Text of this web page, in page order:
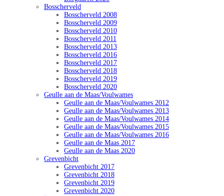
Bosscherveld
Bosscherveld 2008
Bosscherveld 2009
Bosscherveld 2010
Bosscherveld 2011
Bosscherveld 2013
Bosscherveld 2016
Bosscherveld 2017
Bosscherveld 2018
Bosscherveld 2019
Bosscherveld 2020
Geulle aan de Maas/Voulwames
Geulle aan de Maas/Voulwames 2012
Geulle aan de Maas/Voulwames 2013
Geulle aan de Maas/Voulwames 2014
Geulle aan de Maas/Voulwames 2015
Geulle aan de Maas/Voulwames 2016
Geulle aan de Maas 2017
Geulle aan de Maas 2020
Grevenbicht
Grevenbicht 2017
Grevenbicht 2018
Grevenbicht 2019
Grevenbicht 2020